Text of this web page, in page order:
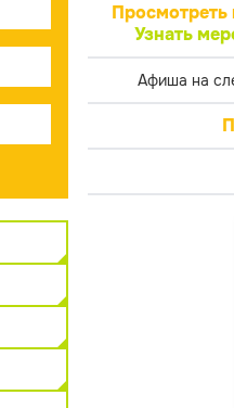
Просмотреть
Узнать
Афиша на